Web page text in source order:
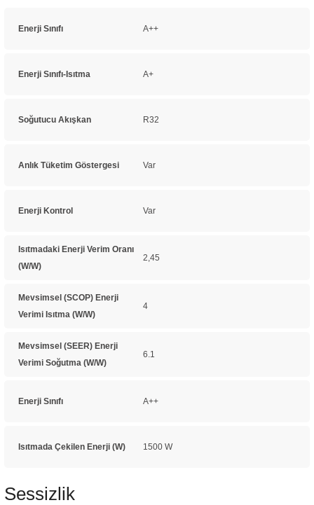
Enerji Sınıfı A++
Enerji Sınıfı-Isıtma A+
Soğutucu Akışkan R32
Anlık Tüketim Göstergesi Var
Enerji Kontrol Var
Isıtmadaki Enerji Verim Oranı
(W/W)
2,45
Mevsimsel (SCOP) Enerji
Verimi Isıtma (W/W)
4
Mevsimsel (SEER) Enerji
Verimi Soğutma (W/W)
6.1
Enerji Sınıfı A++
Isıtmada Çekilen Enerji (W) 1500 W
Sessizlik